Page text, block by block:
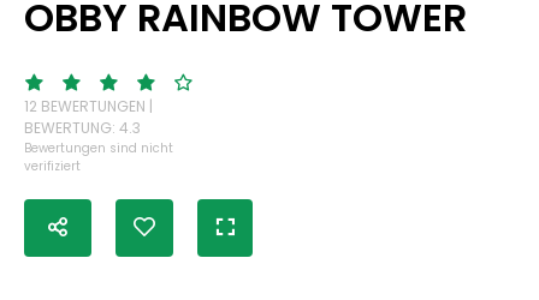
OBBY RAINBOW TOWER
12 BEWERTUNGEN |
BEWERTUNG: 4.3
Bewertungen sind nicht
verifiziert